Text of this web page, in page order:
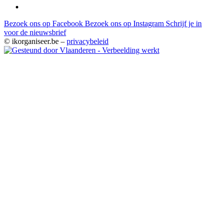
Bezoek ons op Facebook Bezoek ons op Instagram Schrijf je in
voor de nieuwsbrief
© ikorganiseer.be – privacybeleid